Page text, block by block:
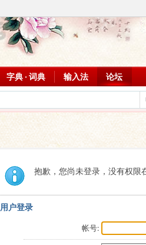
字典 · 词典 输入法 论坛
抱歉，您尚未登录，没有权限
用户登录
帐号: